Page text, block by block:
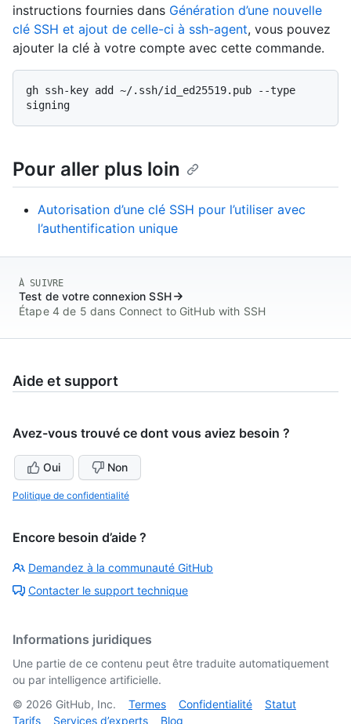
instructions fournies dans Génération d’une nouvelle
clé SSH et ajout de celle-ci à ssh-agent, vous pouvez
ajouter la clé à votre compte avec cette commande.
gh ssh-key add ~/.ssh/id_ed25519.pub --type
Pour aller plus loin
Autorisation d’une clé SSH pour l’utiliser avec
l’authentification unique
À SUIVRE
Test de votre connexion SSH
Étape 4 de 5 dans Connect to GitHub with SSH
Aide et support
Avez-vous trouvé ce dont vous aviez besoin ?
Oui Non
Politique de confidentialité
Encore besoin d’aide ?
Demandez à la communauté GitHub
Contacter le support technique
Informations juridiques
Une partie de ce contenu peut être traduite automatiquement
ou par intelligence artificielle.
© 2026 GitHub, Inc. Termes Confidentialité
Statut
Tarifs
Services d’experts Blog